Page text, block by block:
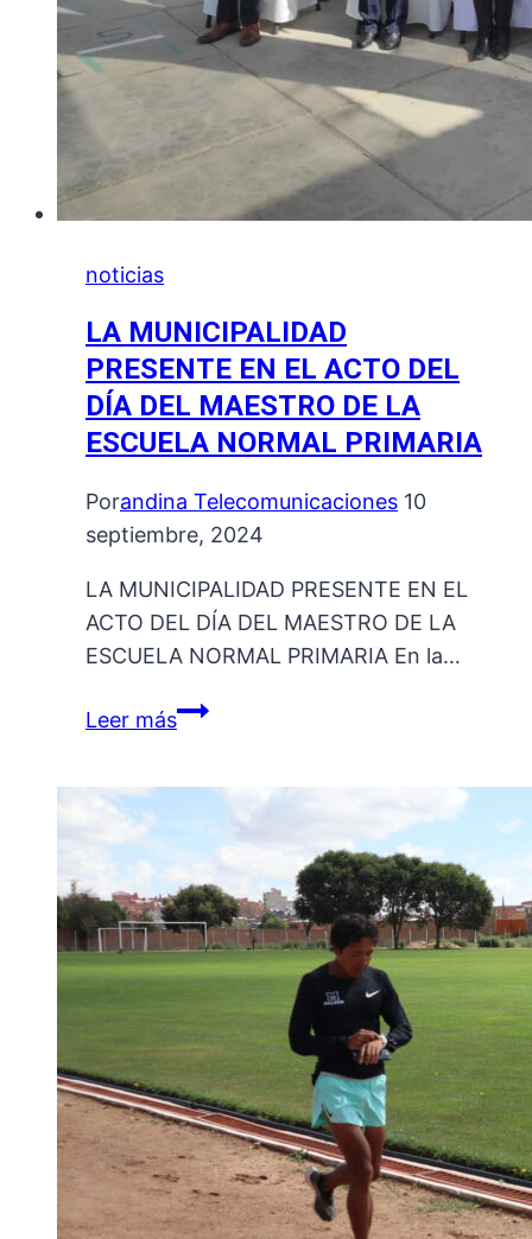
noticias
LA MUNICIPALIDAD
PRESENTE EN EL ACTO DEL
DÍA DEL MAESTRO DE LA
ESCUELA NORMAL PRIMARIA
Porandina Telecomunicaciones 10
septiembre, 2024
LA MUNICIPALIDAD PRESENTE EN EL
ACTO DEL DÍA DEL MAESTRO DE LA
ESCUELA NORMAL PRIMARIA En la…
Leer másLA
DEL
DÍA
DEL
MAESTRO
DE
LA
ESCUELA
NORMAL
PRIMARIA